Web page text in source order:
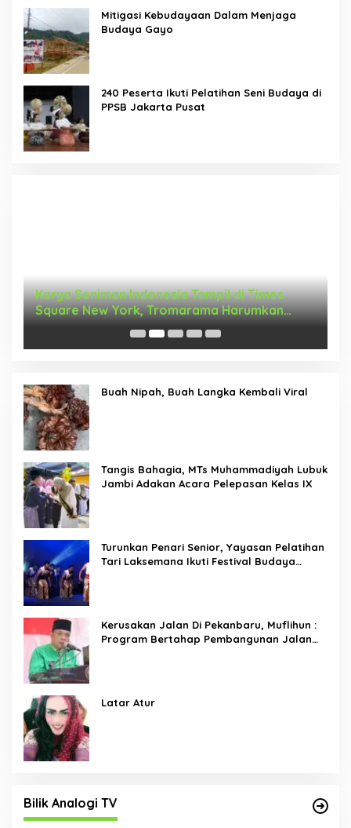
Mitigasi Kebudayaan Dalam Menjaga
Budaya Gayo
240 Peserta Ikuti Pelatihan Seni Budaya di
PPSB Jakarta Pusat
Karya Seniman Indonesia Tampil di Times
Square New York, Tromarama Harumkan
Nama Bangsa
Buah Nipah, Buah Langka Kembali Viral
Tangis Bahagia, MTs Muhammadiyah Lubuk
Jambi Adakan Acara Pelepasan Kelas IX
Turunkan Penari Senior, Yayasan Pelatihan
Tari Laksemana Ikuti Festival Budaya
Kerusakan Jalan Di Pekanbaru, Muflihun :
Program Bertahap Pembangunan Jalan
Latar Atur
Bilik Analogi TV